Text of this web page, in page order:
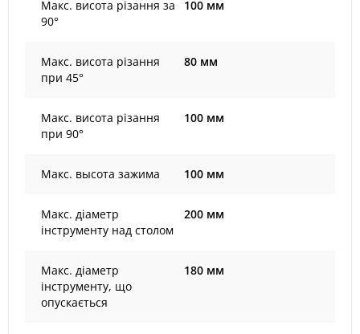
Макс. висота різання за
90°
100 мм
Макс. висота різання
при 45°
80 мм
Макс. висота різання
при 90°
100 мм
Макс. высота зажима 100 мм
Макс. діаметр
інструменту над столом
200 мм
Макс. діаметр
інструменту, що
опускається
180 мм